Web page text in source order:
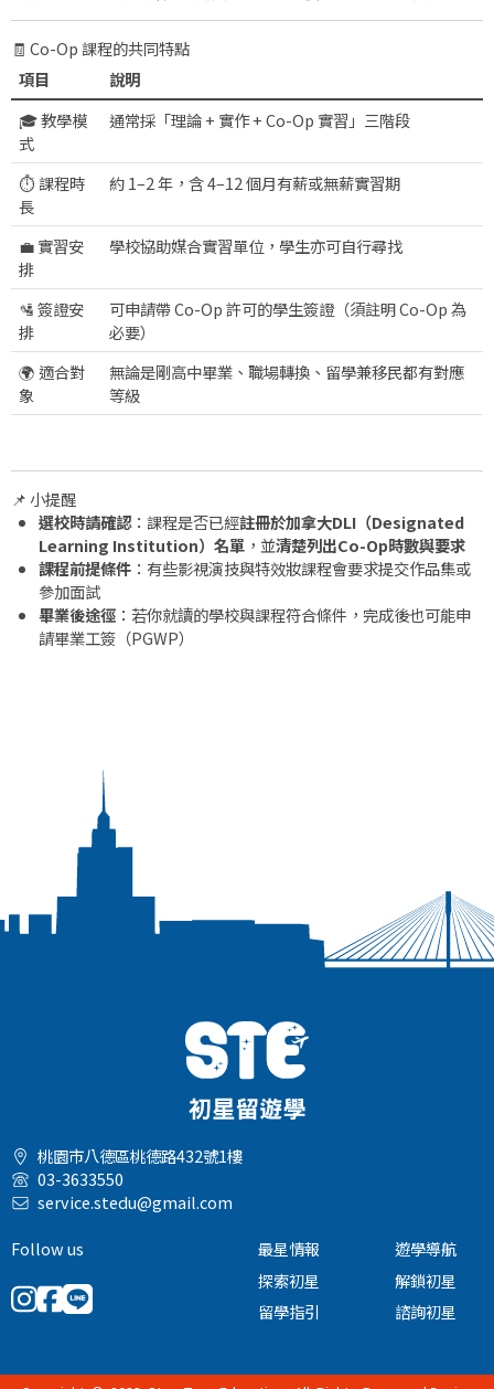
🧾 Co-Op 課程的共同特點
項目
說明
🎓 教學模
式
通常採「理論 + 實作 + Co-Op 實習」三階段
⏱ 課程時
長
約 1–2 年，含 4–12 個月有薪或無薪實習期
💼 實習安
排
學校協助媒合實習單位，學生亦可自行尋找
🛂 簽證安
排
可申請帶 Co-Op 許可的學生簽證（須註明 Co-Op 為
必要）
🌍 適合對
象
無論是剛高中畢業、職場轉換、留學兼移民都有對應
等級
📌 小提醒
選校時請確認：課程是否已經註冊於加拿大DLI（Designated
Learning Institution）名單 ，並清楚列出Co-Op時數與要求
課程前提條件 ：有些影視演技與特效妝課程會要求提交作品集或
參加面試
畢業後途徑 ：若你就讀的學校與課程符合條件，完成後也可能申
請畢業工簽（PGWP）
桃園市八德區桃德路432號1樓
03-3633550
service.stedu@gmail.com
Follow us
最星情報
探索初星
留學指引
遊學導航
解鎖初星
諮詢初星